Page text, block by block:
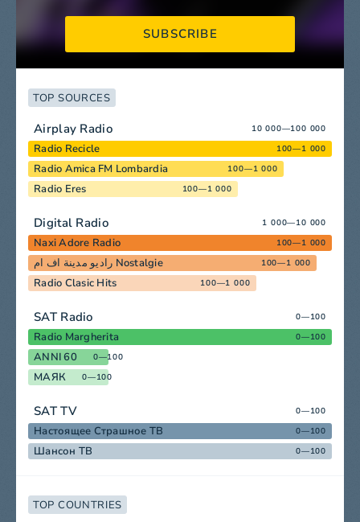
SUBSCRIBE
TOP SOURCES
Airplay Radio 10 000—100 000
Radio Recicle 100—1 000
Radio Amica FM Lombardia 100—1 000
Radio Eres 100—1 000
Digital Radio 1 000—10 000
Naxi Adore Radio 100—1 000
راديو مدينة اف ام Nostalgie 100—1 000
Radio Clasic Hits 100—1 000
SAT Radio 0—100
Radio Margherita 0—100
ANNI 60 0—100
МАЯК 0—100
SAT TV 0—100
Настоящее Страшное ТВ 0—100
Шансон ТВ 0—100
TOP COUNTRIES